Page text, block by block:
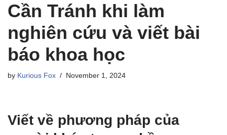
Cần Tránh khi làm
nghiên cứu và viết bài
báo khoa học
by Kurious Fox November 1, 2024
Viết về phương pháp của